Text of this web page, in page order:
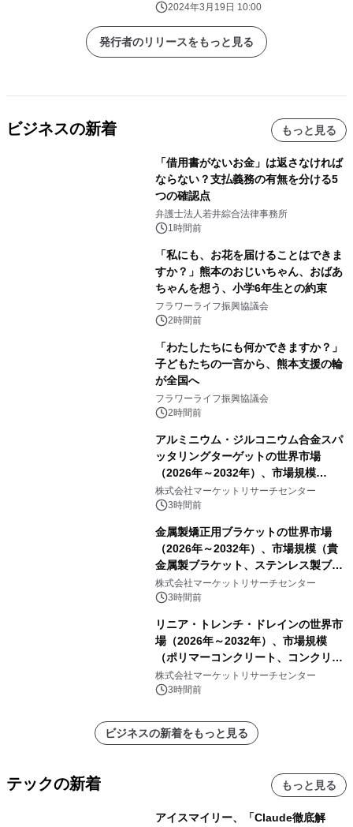
コースを 『サイバックスUniv.』で3月
26日より提供開始
2024年3月19日 10:00
発行者のリリースをもっと見る
ビジネスの新着 もっと見る
「借用書がないお金」は返さなければ
ならない？支払義務の有無を分ける5
つの確認点
弁護士法人若井綜合法律事務所
1時間前
「私にも、お花を届けることはできま
すか？」熊本のおじいちゃん、おばあ
ちゃんを想う、小学6年生との約束
フラワーライフ振興協議会
2時間前
「わたしたちにも何かできますか？」
子どもたちの一言から、熊本支援の輪
が全国へ
フラワーライフ振興協議会
2時間前
アルミニウム・ジルコニウム合金スパ
ッタリングターゲットの世界市場
（2026年～2032年）、市場規模
（0.995、0.999、その他）・分析レポ
ートを発表
株式会社マーケットリサーチセンター
3時間前
金属製矯正用ブラケットの世界市場
（2026年～2032年）、市場規模（貴
金属製ブラケット、ステンレス製ブラ
ケット、純チタン製ブラケット）・分
析レポートを発表
株式会社マーケットリサーチセンター
3時間前
リニア・トレンチ・ドレインの世界市
場（2026年～2032年）、市場規模
（ポリマーコンクリート、コンクリー
ト、プラスチック、金属）・分析レポ
ートを発表
株式会社マーケットリサーチセンター
3時間前
ビジネスの新着をもっと見る
テックの新着 もっと見る
アイスマイリー、「Claude徹底解